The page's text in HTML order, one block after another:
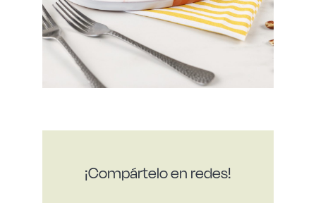
¡Compártelo en redes!